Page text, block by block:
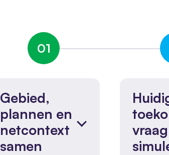
01
Gebied,
plannen en
netcontext
samen
vraag